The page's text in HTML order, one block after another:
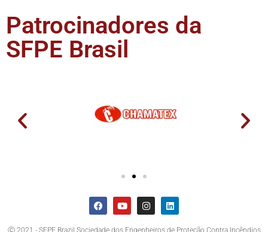
Patrocinadores da
SFPE Brasil
Ⓒ 2021 - SFPE Brazil Sociedade dos Engenheiros de Proteção Contra Incêndios